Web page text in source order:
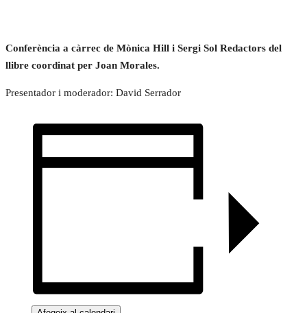
Conferència a càrrec de Mònica Hill i Sergi Sol Redactors del
llibre coordinat per Joan Morales.
Presentador i moderador: David Serrador